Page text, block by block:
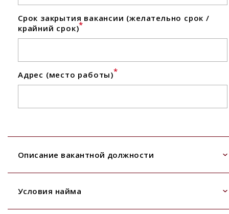
Срок закрытия вакансии (желательно срок /
крайний срок)*
Адрес (место работы)*
Описание вакантной должности
Условия найма